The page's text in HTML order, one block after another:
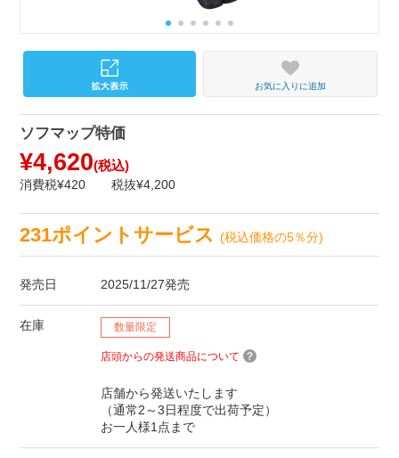
お気に入りに追加
ソフマップ特価
¥4,620(税込)
消費税¥420 税抜¥4,200
231ポイントサービス(税込価格の5％分)
発売日 2025/11/27発売
在庫 数量限定
店頭からの発送商品について
店舗から発送いたします
（通常2～3日程度で出荷予定）
お一人様1点まで